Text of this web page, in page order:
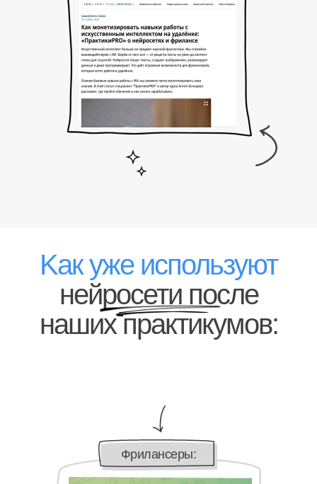
Kак уже используют
нейросети после
наших практикумов:
Фрилансеры: